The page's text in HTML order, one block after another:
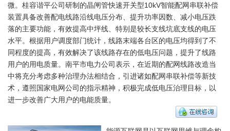
微。桂容谐平公司研制的晶闸管快速开关型10kV智能配网串联补偿
装置具备改善配电线路沿线电压分布、提升功率因数、减小电压跌
落的主要功能，有效提高中坪线、特别是较长支线坑底支线的电压
水平。根据用户调度部门统计，线路末端各台区的电压均得到了不
同程度的提高，有效解决了该线路存在的低电压问题，提升了线路
用户的用电质量。南平市电力公司表示，在近期的配网线路改造当
中将充分考虑多种治理办法相结合，引进诸如配网串联补偿等新技
术，遵照国家电网公司的指示精神，积极完成低电压治理目标，以
进一步改善广大用户的电能质量。